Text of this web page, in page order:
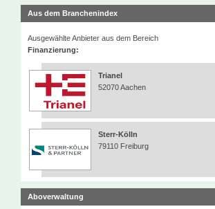
Aus dem Branchenindex
Ausgewählte Anbieter aus dem Bereich
Finanzierung:
Trianel
52070 Aachen
Sterr-Kölln
79110 Freiburg
Aboverwaltung